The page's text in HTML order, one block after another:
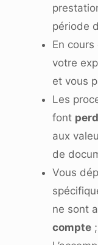
période
En
votre
et vous
Les
font
aux
de
Vous
ne sont
compte ;